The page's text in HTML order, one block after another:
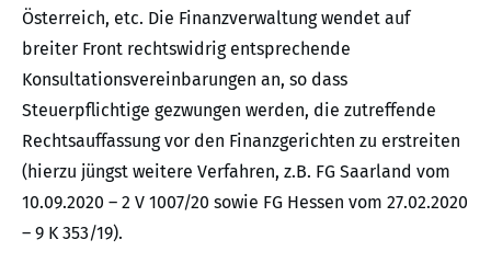
Österreich, etc. Die Finanzverwaltung wendet auf
breiter Front rechtswidrig entsprechende
Konsultationsvereinbarungen an, so dass
Steuerpflichtige gezwungen werden, die zutreffende
Rechtsauffassung vor den Finanzgerichten zu erstreiten
(hierzu jüngst weitere Verfahren, z.B. FG Saarland vom
10.09.2020 – 2 V 1007/20 sowie FG Hessen vom 27.02.2020
– 9 K 353/19).